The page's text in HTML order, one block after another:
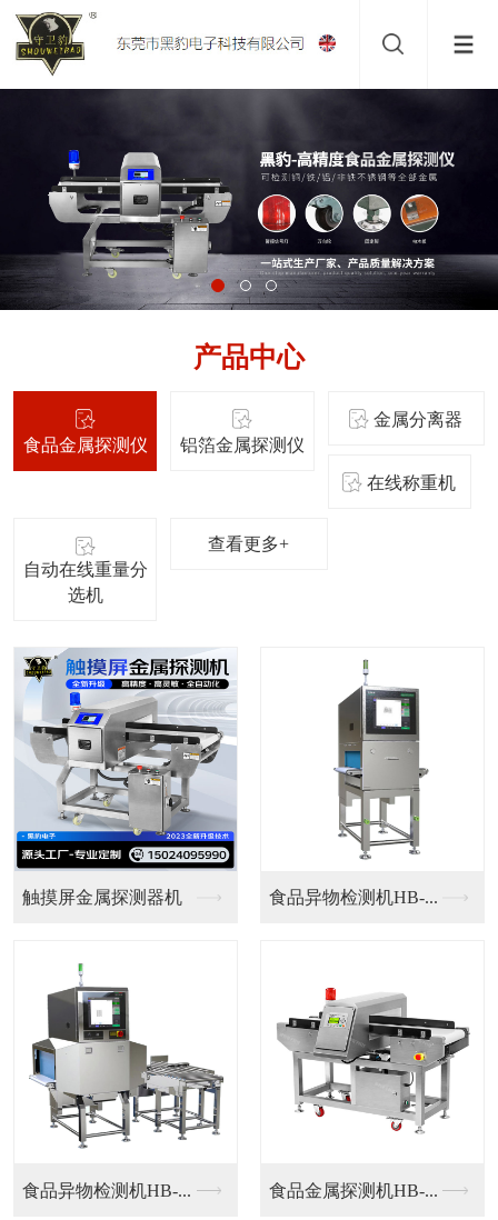
产品中心
食品金属探测仪 铝箔金属探测仪
金属分离器
在线称重机
自动在线重量分
选机
查看更多+
铝箔金检重检一体机 铝箔食品检测机
铝箔金属探测仪 铝箔金属探测仪